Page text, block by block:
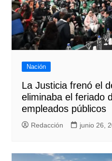
Nación
La Justicia frenó el
eliminaba el feriado
empleados públicos
Redacción junio 26,